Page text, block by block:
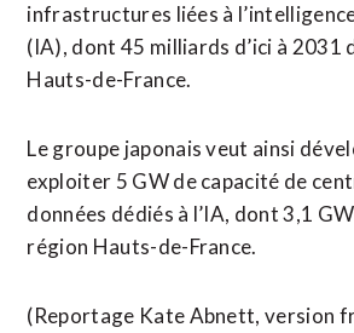
infrastructures liées à
(IA), dont 45 milliards d’ici à 2031
Hauts-de-France.
Le groupe japonais veut ainsi
exploiter 5 GW de capacité de
données ​dédiés à l’IA, dont 3,1
région Hauts-de-France.
(Reportage Kate Abnett, ​version